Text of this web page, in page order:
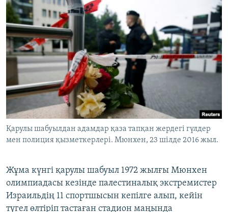
Қарулы шабуылдан адамдар қаза тапқан жердегі гүлдер
мен полиция қызметкерлері. Мюнхен, 23 шілде 2016 жыл.
Жұма күнгі қарулы шабуыл 1972 жылғы Мюнхен
олимпиадасы кезінде палестиналық экстремистер
Израильдің 11 спортшысын кепілге алып, кейін
түгел өлтіріп тастаған стадион маңында